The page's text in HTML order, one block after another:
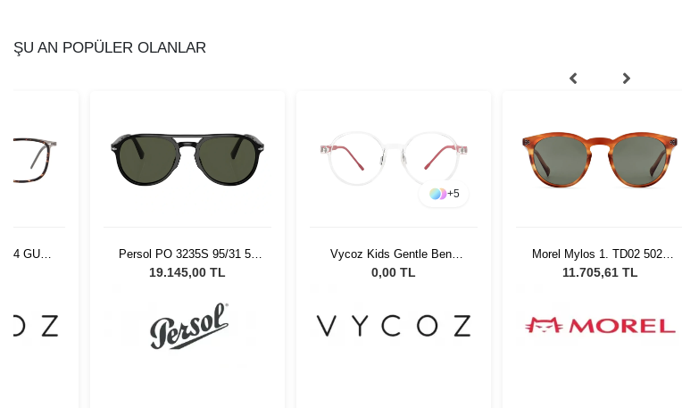
ŞU AN POPÜLER OLANLAR
GUN-
Persol PO 3235S 95/31 55
Unisex Güneş Gözlüğü
19.145,00 TL
+5
Vycoz Kids Gentle Benn
CRT 46-17 135
0,00 TL
Morel Mylos 1. TD02 5021
Unisex Güneş Gözlüğü
11.705,61 TL